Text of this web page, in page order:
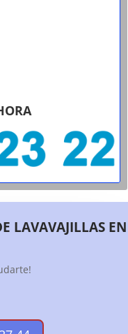
LAVAVAJILLAS EN